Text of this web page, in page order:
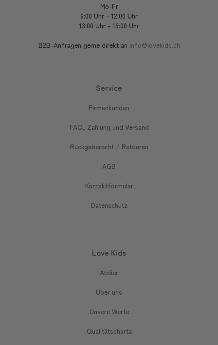
Mo-Fr
9:00 Uhr - 12:00 Uhr
13:00 Uhr - 16:00 Uhr
B2B-Anfragen gerne direkt an info@lovekids.ch
Service
Firmenkunden
FAQ, Zahlung und Versand
Rückgaberecht / Retouren
AGB
Kontaktformular
Datenschutz
Love Kids
Atelier
Über uns
Unsere Werte
Qualitätscharta